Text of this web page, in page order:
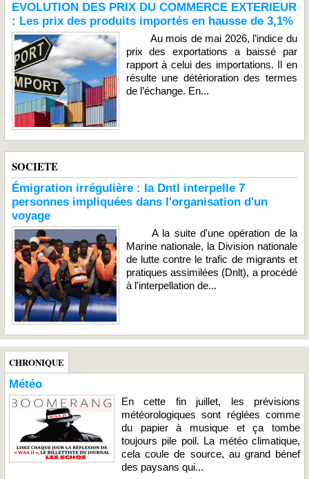
EVOLUTION DES PRIX DU COMMERCE EXTERIEUR
: Les prix des produits importés en hausse de 3,1%
Au mois de mai 2026, l’indice du
prix des exportations a baissé par
rapport à celui des importations. Il en
résulte une détérioration des termes
de l’échange. En...
SOCIETE
Émigration irrégulière : la Dntl interpelle 7
personnes impliquées dans l'organisation d'un
voyage
A la suite d'une opération de la
Marine nationale, la Division nationale
de lutte contre le trafic de migrants et
pratiques assimilées (Dnlt), a procédé
à l'interpellation de...
CHRONIQUE
Météo
En cette fin juillet, les prévisions
météorologiques sont réglées comme
du papier à musique et ça tombe
toujours pile poil. La météo climatique,
cela coule de source, au grand bénef
des paysans qui...